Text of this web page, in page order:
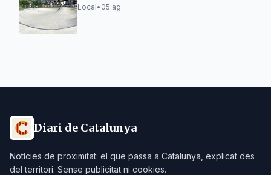
Local• 05 ag.
Diari de Catalunya
Notícies de proximitat: el que passa a Catalunya, explicat des
del territori. Sense publicitat ni cookies.